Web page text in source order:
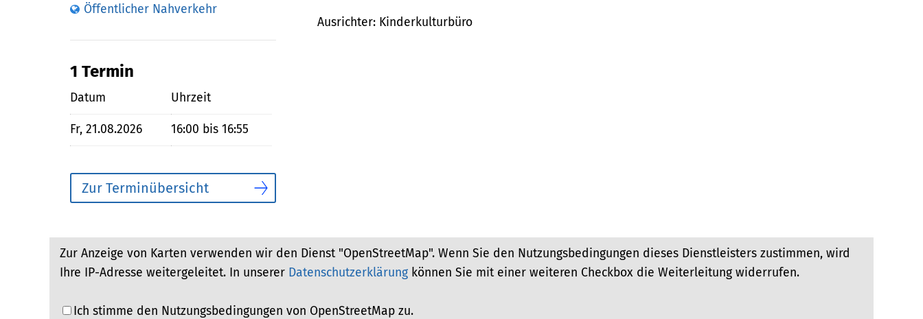
Öffentlicher Nahverkehr
1 Termin
Datum
Fr, 21.08.2026
Uhrzeit
16:00 bis 16:55
Zur Terminübersicht
Ausrichter: Kinderkulturbüro
Zur Anzeige von Karten verwenden wir den Dienst "OpenStreetMap". Wenn Sie den Nutzungsbedingungen dieses Dienstleisters zustimmen, wird
Ihre IP-Adresse weitergeleitet. In unserer Datenschutzerklärung können Sie mit einer weiteren Checkbox die Weiterleitung widerrufen.
Ich stimme den Nutzungsbedingungen von OpenStreetMap zu.